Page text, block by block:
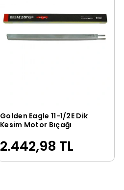
Sepete Ekle
Golden Eagle 11-1/2E Dik
Kesim Motor Bıçağı
2.442,98 TL